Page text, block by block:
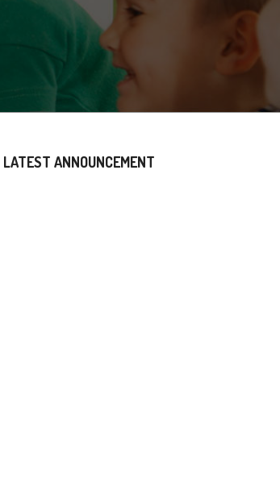
LATEST ANNOUNCEMENT